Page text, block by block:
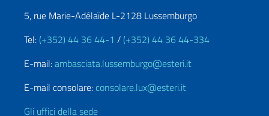
5, rue Marie-Adélaïde L-2128 Lussemburgo
Tel: (+352) 44 36 44-1 / (+352) 44 36 44-334
E-mail:ambasciata.lussemburgo@esteri.it
E-mail consolare: consolare.lux@esteri.it
Gli uffici della sede